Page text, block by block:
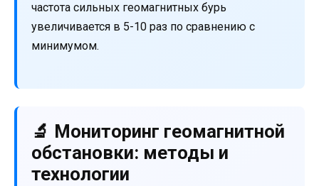
частота сильных геомагнитных бурь
увеличивается в 5-10 раз по сравнению с
минимумом.
🔬 Мониторинг геомагнитной
обстановки: методы и
технологии